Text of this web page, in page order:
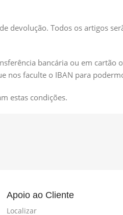
devolução. Todos os artigos
bancária ou em
faculte o IBAN para
estas condições.
Apoio ao Cliente
Localizar